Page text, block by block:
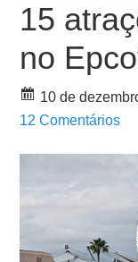
15
no
10 de
12 Comentários